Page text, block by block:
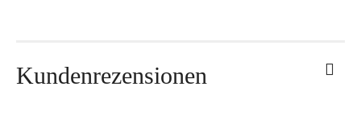
Kundenrezensionen